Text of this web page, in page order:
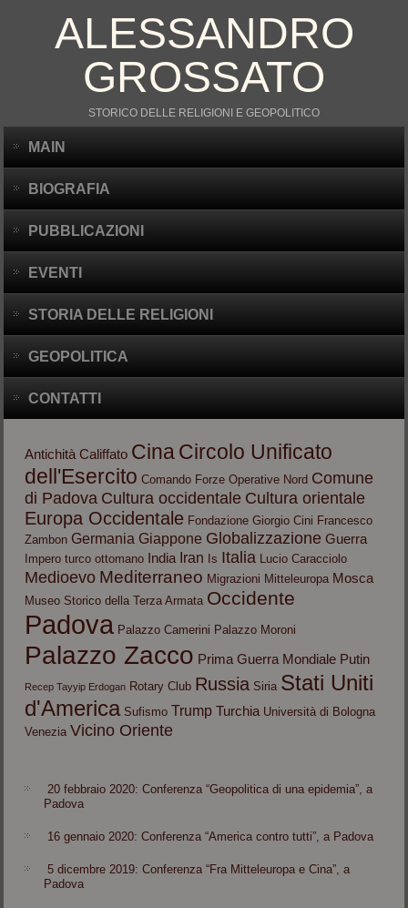
ALESSANDRO
GROSSATO
STORICO DELLE RELIGIONI E GEOPOLITICO
MAIN
BIOGRAFIA
PUBBLICAZIONI
EVENTI
STORIA DELLE RELIGIONI
GEOPOLITICA
CONTATTI
Antichità Califfato CinaCircolo Unificato
dell'Esercito Comando Forze Operative Nord Comune
di Padova Cultura occidentale Cultura orientale
Europa Occidentale Fondazione Giorgio Cini Francesco
Zambon Germania Giappone Globalizzazione Guerra
Impero turco ottomano India Iran Is Italia Lucio Caracciolo
Medioevo Mediterraneo Migrazioni Mitteleuropa Mosca
Museo Storico della Terza Armata Occidente
Padova Palazzo Camerini Palazzo Moroni
Palazzo Zacco Prima Guerra Mondiale Putin
Recep Tayyip Erdogan Rotary Club Russia Siria Stati Uniti
d'America Sufismo Trump Turchia Università di Bologna
Venezia Vicino Oriente
20 febbraio 2020: Conferenza “Geopolitica di una epidemia”, a
Padova
16 gennaio 2020: Conferenza “America contro tutti”, a Padova
5 dicembre 2019: Conferenza “Fra Mitteleuropa e Cina”, a
Padova